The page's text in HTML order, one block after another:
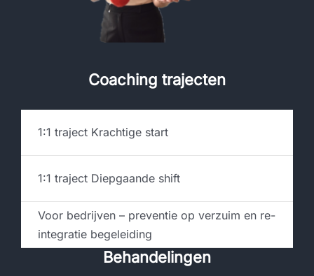
Coaching trajecten
1:1 traject Krachtige start
1:1 traject Diepgaande shift
Voor bedrijven – preventie op verzuim en re-
integratie begeleiding
Behandelingen